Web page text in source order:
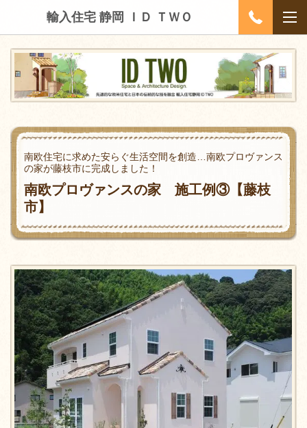
輸入住宅 静岡 ＩＤ ＴＷＯ
南欧住宅に求めた安らぐ生活空間を創造…南欧プロヴァンス
の家が藤枝市に完成しました！
南欧プロヴァンスの家 施工例③【藤枝
市】